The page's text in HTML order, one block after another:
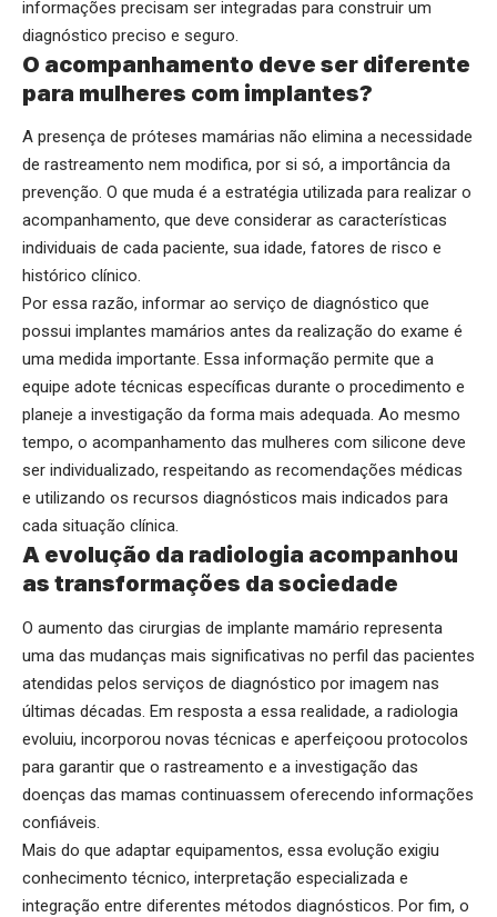
informações precisam ser integradas para construir um
diagnóstico preciso e seguro.
O acompanhamento deve ser diferente
para mulheres com implantes?
A presença de próteses mamárias não elimina a necessidade
de rastreamento nem modifica, por si só, a importância da
prevenção. O que muda é a estratégia utilizada para realizar o
acompanhamento, que deve considerar as características
individuais de cada paciente, sua idade, fatores de risco e
histórico clínico.
Por essa razão, informar ao serviço de diagnóstico que
possui implantes mamários antes da realização do exame é
uma medida importante. Essa informação permite que a
equipe adote técnicas específicas durante o procedimento e
planeje a investigação da forma mais adequada. Ao mesmo
tempo, o acompanhamento das mulheres com silicone deve
ser individualizado, respeitando as recomendações médicas
e utilizando os recursos diagnósticos mais indicados para
cada situação clínica.
A evolução da radiologia acompanhou
as transformações da sociedade
O aumento das cirurgias de implante mamário representa
uma das mudanças mais significativas no perfil das pacientes
atendidas pelos serviços de diagnóstico por imagem nas
últimas décadas. Em resposta a essa realidade, a radiologia
evoluiu, incorporou novas técnicas e aperfeiçoou protocolos
para garantir que o rastreamento e a investigação das
doenças das mamas continuassem oferecendo informações
confiáveis.
Mais do que adaptar equipamentos, essa evolução exigiu
conhecimento técnico, interpretação especializada e
integração entre diferentes métodos diagnósticos. Por fim, o